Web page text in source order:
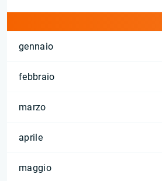
gennaio
febbraio
marzo
aprile
maggio